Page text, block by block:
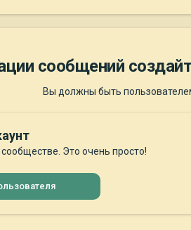
сообщений
Вы должны быть
Это очень просто!